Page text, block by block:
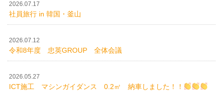
2026.07.17
社員旅行 in 韓国・釜山
2026.07.12
令和8年度 忠英GROUP 全体会議
2026.05.27
ICT施工 マシンガイダンス 0.2㎥ 納車しました！！